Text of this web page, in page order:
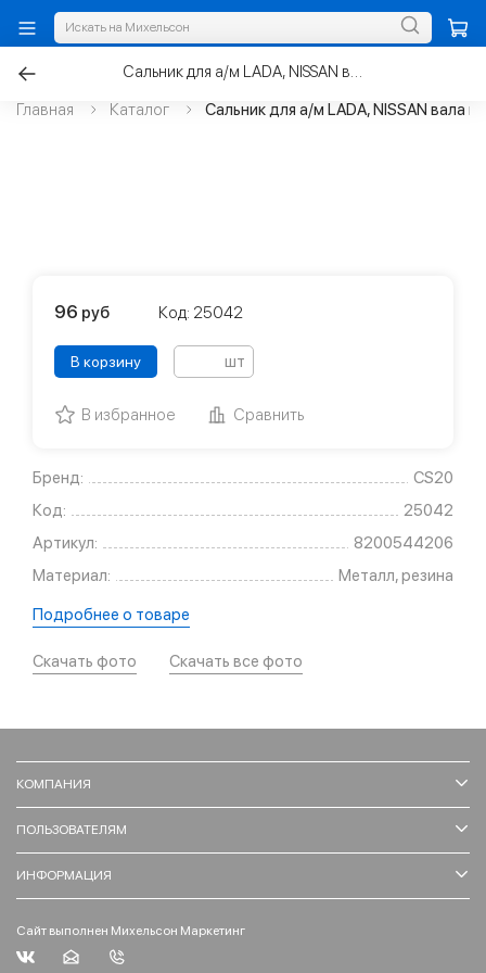
Главная Каталог Сальник для а/м LADA, NISSAN вала
Бренд:
CS20
Код:
25042
Артикул:
8200544206
Материал:
Металл, резина
Подробнее о товаре
Скачать фото Скачать все фото
96 руб Код: 25042
В корзину шт
В избранное Сравнить
КОМПАНИЯ
ПОЛЬЗОВАТЕЛЯМ
ИНФОРМАЦИЯ
Сайт выполнен Михельсон Маркетинг